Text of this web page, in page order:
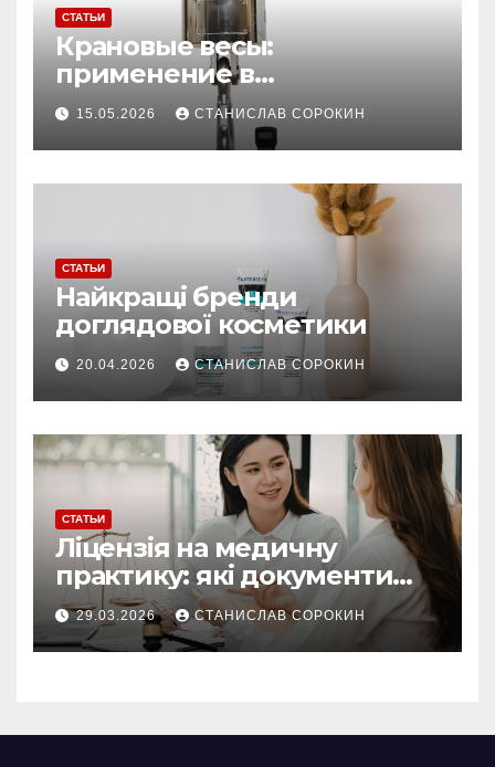
СТАТЬИ
Крановые весы:
применение в
производстве и
строительстве
15.05.2026 СТАНИСЛАВ СОРОКИН
СТАТЬИ
Найкращі бренди
доглядової косметики
20.04.2026 СТАНИСЛАВ СОРОКИН
СТАТЬИ
Ліцензія на медичну
практику: які документи
потрібні у 2026 році
29.03.2026 СТАНИСЛАВ СОРОКИН